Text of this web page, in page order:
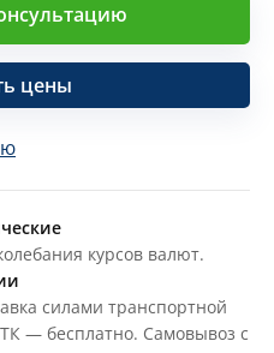
цены
курсов валют.
силами транспортной
— бесплатно. Самовывоз с